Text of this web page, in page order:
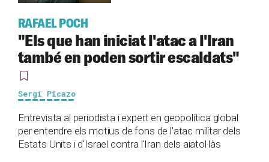
RAFAEL POCH
"Els que han iniciat l'atac a l'Iran
també en poden sortir escaldats"
Sergi Picazo
Entrevista al periodista i expert en geopolítica global
per entendre els motius de fons de l'atac militar dels
Estats Units i d'Israel contra l'Iran dels aiatol·làs